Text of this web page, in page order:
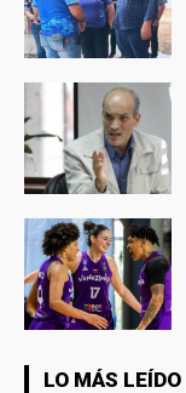
LO MÁS LEÍDO